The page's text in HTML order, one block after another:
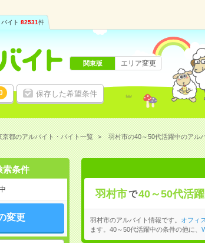
イト 82531件
保存した希望条件
関東版 エリア変更
京都のアルバイト・バイト一覧 羽村市の40～50代活躍中のアル
索条件
変更
羽村市で40～50代活
羽村市のアルバイト情報です。 オフィ
ます。40～50代活躍中の条件の他に、